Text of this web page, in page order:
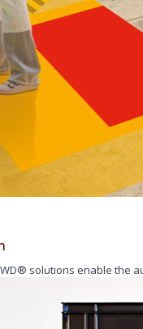
solutions enable the